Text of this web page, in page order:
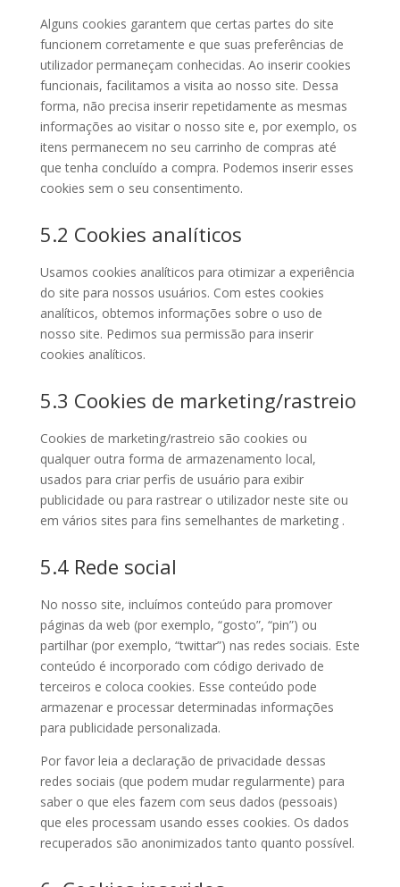
Alguns cookies garantem que certas partes do site
funcionem corretamente e que suas preferências de
utilizador permaneçam conhecidas. Ao inserir cookies
funcionais, facilitamos a visita ao nosso site. Dessa
forma, não precisa inserir repetidamente as mesmas
informações ao visitar o nosso site e, por exemplo, os
itens permanecem no seu carrinho de compras até
que tenha concluído a compra. Podemos inserir esses
cookies sem o seu consentimento.
5.2 Cookies analíticos
Usamos cookies analíticos para otimizar a experiência
do site para nossos usuários. Com estes cookies
analíticos, obtemos informações sobre o uso de
nosso site. Pedimos sua permissão para inserir
cookies analíticos.
5.3 Cookies de marketing/rastreio
Cookies de marketing/rastreio são cookies ou
qualquer outra forma de armazenamento local,
usados para criar perfis de usuário para exibir
publicidade ou para rastrear o utilizador neste site ou
em vários sites para fins semelhantes de marketing .
5.4 Rede social
No nosso site, incluímos conteúdo para promover
páginas da web (por exemplo, “gosto”, “pin”) ou
partilhar (por exemplo, “twittar”) nas redes sociais. Este
conteúdo é incorporado com código derivado de
terceiros e coloca cookies. Esse conteúdo pode
armazenar e processar determinadas informações
para publicidade personalizada.
Por favor leia a declaração de privacidade dessas
redes sociais (que podem mudar regularmente) para
saber o que eles fazem com seus dados (pessoais)
que eles processam usando esses cookies. Os dados
recuperados são anonimizados tanto quanto possível.